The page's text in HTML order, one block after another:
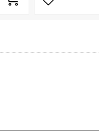
Lägg till i